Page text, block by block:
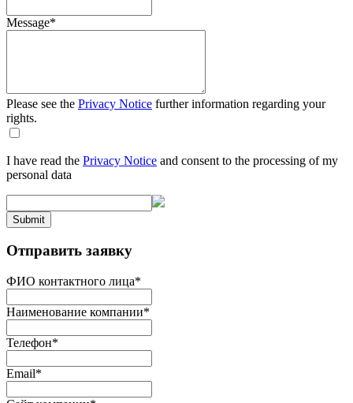
Message*
Please see the Privacy Notice further information regarding your
rights.
I have read the Privacy Notice and consent to the processing of my
personal data
Submit
Отправить заявку
ФИО контактного лица*
Наименование компании*
Телефон*
Email*